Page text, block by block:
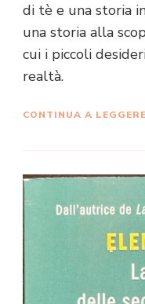
di tè e una storia
una storia alla
cui i piccoli
realtà.
CONTINUA A LEGGERE